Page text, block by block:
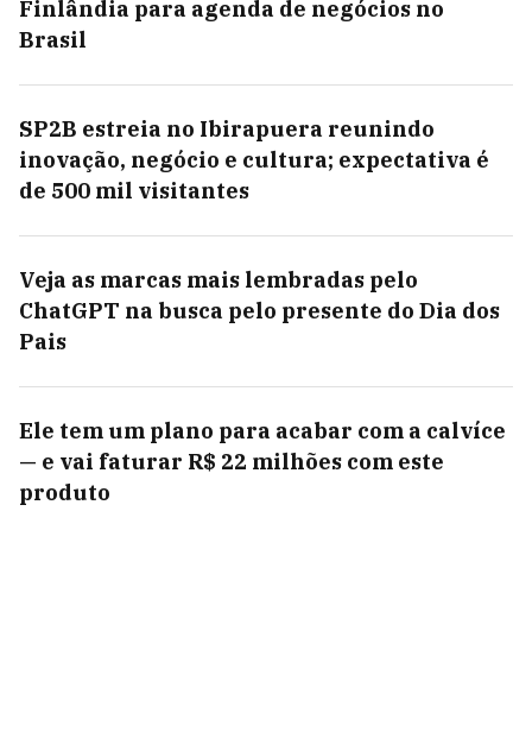
Finlândia para agenda de negócios no
Brasil
SP2B estreia no Ibirapuera reunindo
inovação, negócio e cultura; expectativa é
de 500 mil visitantes
Veja as marcas mais lembradas pelo
ChatGPT na busca pelo presente do Dia dos
Pais
Ele tem um plano para acabar com a calvíce
— e vai faturar R$ 22 milhões com este
produto